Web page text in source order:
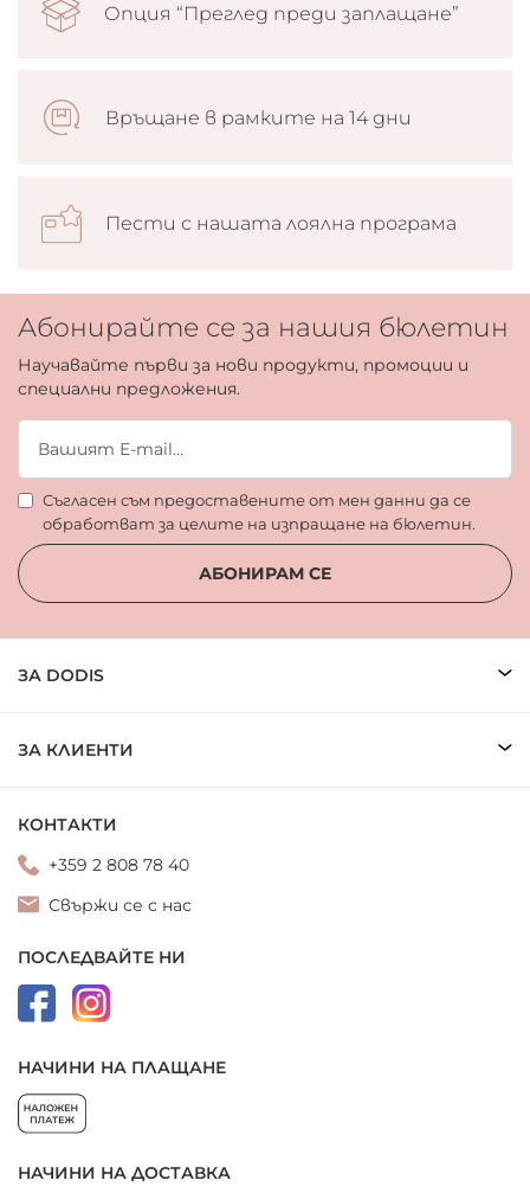
Опция “Преглед преди заплащане”
Връщане в рамките на 14 дни
Пести с нашата лоялна програма
Абонирайте се за нашия бюлетин
Научавайте първи за нови продукти, промоции и
специални предложения.
Съгласен съм предоставените от мен данни да се
обработват за целите на изпращане на бюлетин.
АБОНИРАМ СЕ
ЗА DODIS
ЗА КЛИЕНТИ
КОНТАКТИ
+359 2 808 78 40
Свържи се с нас
ПОСЛЕДВАЙТЕ НИ
НАЧИНИ НА ПЛАЩАНЕ
НАЧИНИ НА ДОСТАВКА